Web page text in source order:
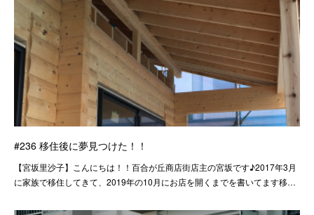
#236 移住後に夢見つけた！！
【宮坂里沙子】こんにちは！！百合が丘商店街店主の宮坂です♪2017年3月
に家族で移住してきて、2019年の10月にお店を開くまでを書いてます移…